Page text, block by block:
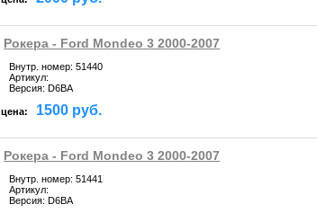
Рокера - Ford Mondeo 3 2000-2007
Внутр. номер: 51440
Артикул:
Версия: D6BA
цена: 1500 руб.
Рокера - Ford Mondeo 3 2000-2007
Внутр. номер: 51441
Артикул:
Версия: D6BA